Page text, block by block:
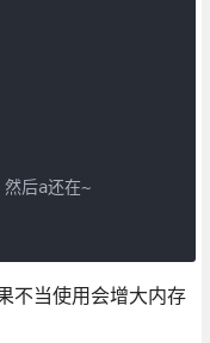
然后a还在~
不当使用会增大内存